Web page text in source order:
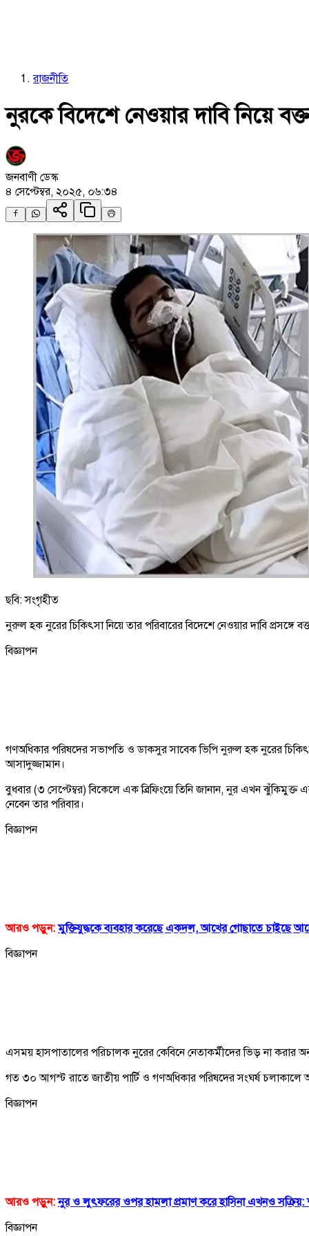
রাজনীতি
নুরকে বিদেশে নেওয়ার দাবি নিয়ে
জনবাণী ডেস্ক
৪ সেপ্টেম্বর, ২০২৫, ০৬:৩৪
ছবি: সংগৃহীত
নুরুল হক নুরের চিকিৎসা নিয়ে তার পরিবারের বিদেশে নেওয়ার দাবি
বিজ্ঞাপন
গণঅধিকার পরিষদের সভাপতি ও ডাকসুর সাবেক ভিপি নুরুল হক নুরের
আসাদুজ্জামান।
বুধবার (৩ সেপ্টেম্বর) বিকেলে এক ব্রিফিংয়ে তিনি জানান, নুর এখন ঝুঁকিমুক্ত
নেবেন তার পরিবার।
বিজ্ঞাপন
আরও পড়ুন: মুক্তিযুদ্ধকে ব্যবহার করেছে একদল, আখের গোছাতে চাইছে
বিজ্ঞাপন
এসময় হাসপাতালের পরিচালক নুরের কেবিনে নেতাকর্মীদের ভিড় না করার
গত ৩০ আগস্ট রাতে জাতীয় পার্টি ও গণঅধিকার পরিষদের সংঘর্ষ
বিজ্ঞাপন
আরও পড়ুন: নুর ও লুৎফরের ওপর হামলা প্রমাণ করে হাসিনা এখনও সক্রিয়:
বিজ্ঞাপন